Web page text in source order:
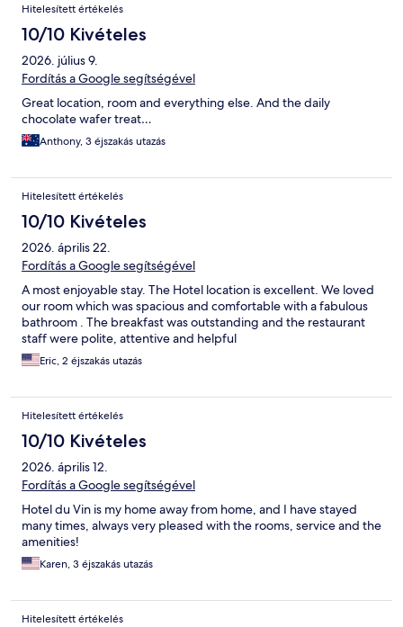
Hitelesített értékelés
10/10 Kivételes
2026. július 9.
Fordítás a Google segítségével
Great location, room and everything else. And the daily
chocolate wafer treat…
Anthony, 3 éjszakás utazás
Hitelesített értékelés
10/10 Kivételes
2026. április 22.
Fordítás a Google segítségével
A most enjoyable stay. The Hotel location is excellent. We loved
our room which was spacious and comfortable with a fabulous
bathroom . The breakfast was outstanding and the restaurant
staff were polite, attentive and helpful
Eric, 2 éjszakás utazás
Hitelesített értékelés
10/10 Kivételes
2026. április 12.
Fordítás a Google segítségével
Hotel du Vin is my home away from home, and I have stayed
many times, always very pleased with the rooms, service and the
amenities!
Karen, 3 éjszakás utazás
Hitelesített értékelés